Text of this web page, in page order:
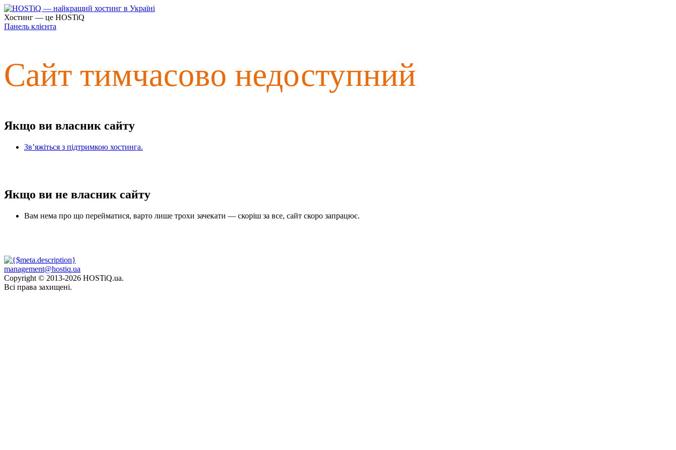
Хостинг — це HOSTiQ
Панель клієнта
Сайт тимчасово недоступний
Якщо ви власник сайту
Зв’яжіться з підтримкою хостинга.
Якщо ви не власник сайту
Вам нема про що перейматися, варто лише трохи зачекати — скоріш за все, сайт скоро запрацює.
management@hostiq.ua
Copyright © 2013-2026 HOSTiQ.ua.
Всі права захищені.